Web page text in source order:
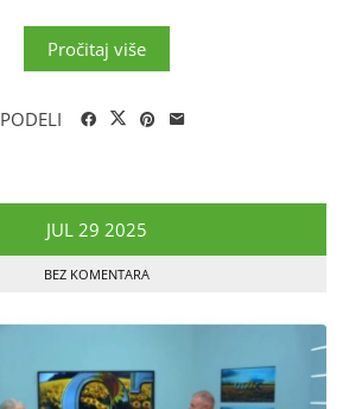
Pročitaj više
PODELI
JUL 29 2025
BEZ KOMENTARA